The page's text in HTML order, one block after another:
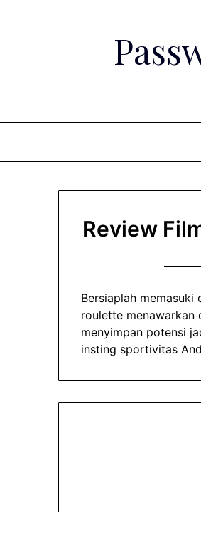
Review
Bersiaplah
roulette menawarkan
menyimpan potensi
insting sportivitas